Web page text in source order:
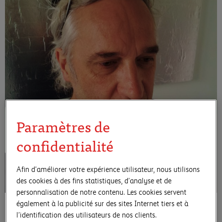
C’est à la frontière étroite entre figuration et
Paramètres de
confidentialité
Afin d’améliorer votre expérience utilisateur, nous utilisons
des cookies à des fins statistiques, d’analyse et de
personnalisation de notre contenu. Les cookies servent
également à la publicité sur des sites Internet tiers et à
l’identification des utilisateurs de nos clients.